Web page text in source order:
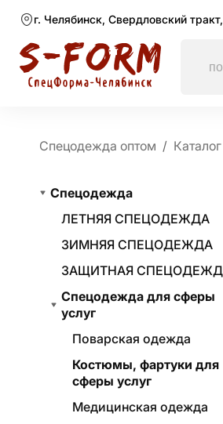
г. Челябинск, Свердловский
Спецодежда оптом
Спецодежда
ЛЕТНЯЯ СПЕЦОДЕЖДА
ЗИМНЯЯ СПЕЦОДЕЖДА
ЗАЩИТНАЯ
Спецодежда для сферы
услуг
Поварская одежда
Костюмы, фартуки для
сферы услуг
Медицинская одежда